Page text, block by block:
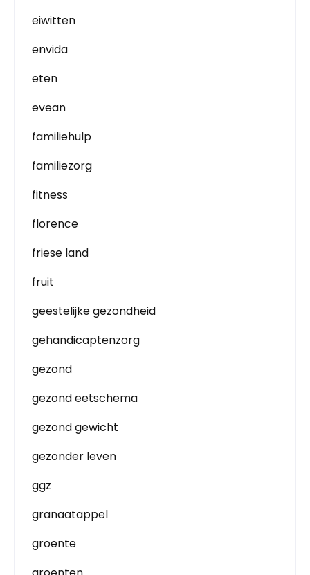
eiwitten
envida
eten
evean
familiehulp
familiezorg
fitness
florence
friese land
fruit
geestelijke gezondheid
gehandicaptenzorg
gezond
gezond eetschema
gezond gewicht
gezonder leven
ggz
granaatappel
groente